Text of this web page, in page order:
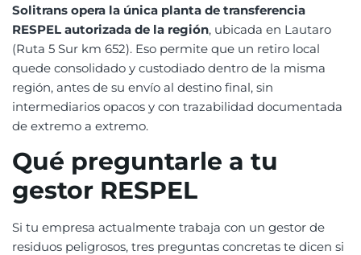
Solitrans opera la única planta de transferencia
RESPEL autorizada de la región, ubicada en Lautaro
(Ruta 5 Sur km 652). Eso permite que un retiro local
quede consolidado y custodiado dentro de la misma
región, antes de su envío al destino final, sin
intermediarios opacos y con trazabilidad documentada
de extremo a extremo.
Qué preguntarle a tu
gestor RESPEL
Si tu empresa actualmente trabaja con un gestor de
residuos peligrosos, tres preguntas concretas te dicen si